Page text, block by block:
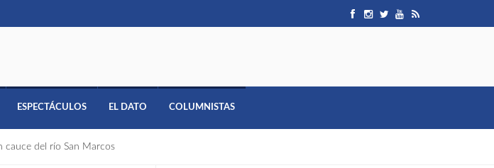
ESPECTÁCULOS EL DATO COLUMNISTAS
cauce del río San Marcos